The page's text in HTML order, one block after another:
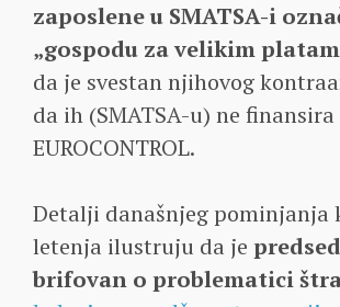
zaposlene u SMATSA-i
„gospodu za velikim
da je svestan njihovog
da ih (SMATSA-u) ne
EUROCONTROL.
Detalji današnjeg pominjanja
letenja ilustruju da je
brifovan o problematici